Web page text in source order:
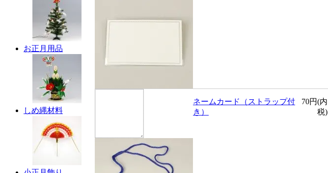
お正月用品
しめ縄材料
ネームカード（ストラップ付
き）
70円(内
税)